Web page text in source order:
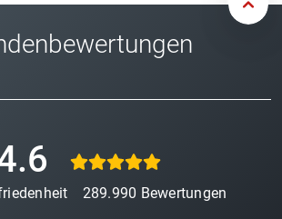
289.990 Bewertungen